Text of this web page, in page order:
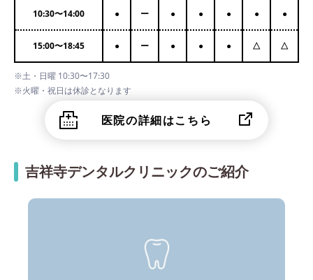
10:30〜14:00 ● ー ● ● ● ● ●
15:00〜18:45 ● ー ● ● ● △ △
※土・日曜 10:30〜17:30
※火曜・祝日は休診となります
医院の詳細はこちら
吉祥寺デンタルクリニックのご紹介